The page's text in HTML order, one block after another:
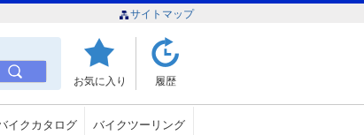
サイトマップ
お気に入り 履歴
イクカタログ バイクツーリング